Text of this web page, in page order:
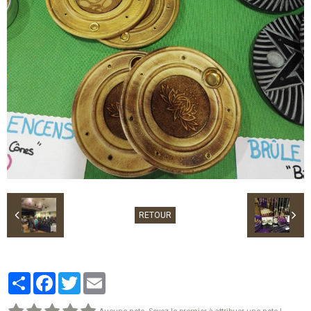
RETOUR
PartagerFacebook
Twitter